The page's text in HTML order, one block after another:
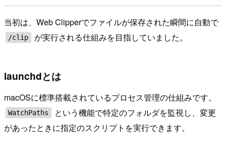
当初は、Web Clipperでファイルが保存された瞬間に自動で
/clip が実行される仕組みを目指していました。
launchdとは
macOSに標準搭載されているプロセス管理の仕組みです。
WatchPaths
という機能で特定のフォルダを監視し、変更
があったときに指定のスクリプトを実行できます。